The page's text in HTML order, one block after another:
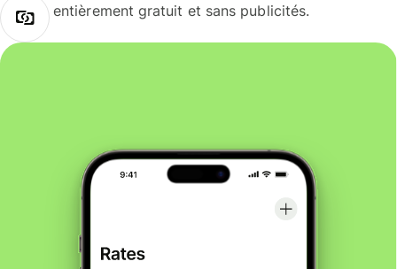
entièrement gratuit et sans publicités.